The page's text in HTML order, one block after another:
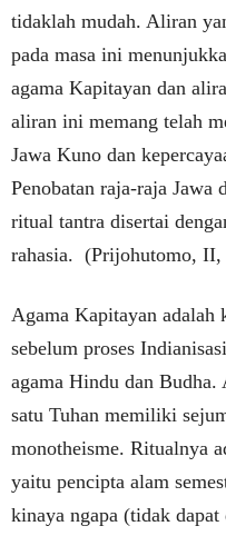
tidaklah mudah. Aliran
pada masa ini
agama Kapitayan dan
aliran ini memang telah
Jawa Kuno dan
Penobatan raja-raja Jawa
ritual tantra disertai
rahasia. (Prijohutomo, II,
Agama Kapitayan adalah
sebelum proses
agama Hindu dan Budha.
satu Tuhan memiliki
monotheisme. Ritualnya
yaitu pencipta alam
kinaya ngapa (tidak